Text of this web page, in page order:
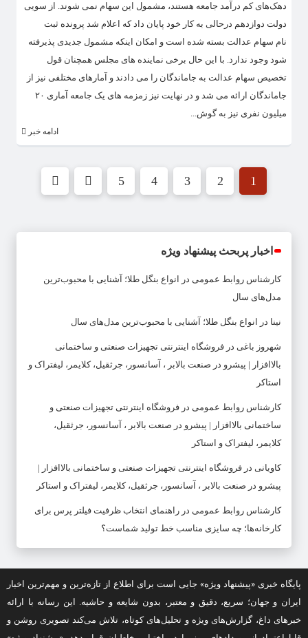
دهک‌های کم درآمد جامعه هستند، مشمول این سهام نمی شوند. از سویی
دولت دوازدهم درحالی به کار خود پایان داد که اعلام شد پرونده ثبت
نام سهام عدالت بسته شده است و امکان اینکه مشمول جدیدی پذیرفته
شود وجود ندارد. با این حال برخی نماینده های مجلس همچنان قول
تخصیص سهام عدالت به جاماندگان را می دادند و آمارهای مختلفی نیز از
جاماندگان ارائه می شد و در نهایت نیز زمزمه های یک جامعه آماری ۲۰
میلیون نفری نیز به گوش...
ادامه خبر
1
2
3
4
5
اخبار پربحث پیشنهاد ویژه
کارشناس روابط عمومی در
انواع بنگل طلا؛ آشنایی با محبوب‌ترین
مدل‌های سال
نینا در انواع بنگل طلا؛ آشنایی با محبوب‌ترین مدل‌های سال
شهروز باغی در فروشگاه اینترنتی تجهیزات صنعتی و ساختمانی
بالاافزار | پیشرو در صنعت بالابر ، آسانسور، جرثقیل، کلایمر، لیفتراک و
استاکر
کارشناس روابط عمومی در فروشگاه اینترنتی تجهیزات صنعتی و
ساختمانی بالاافزار | پیشرو در صنعت بالابر ، آسانسور، جرثقیل،
کلایمر، لیفتراک و استاکر
کاویانی در فروشگاه اینترنتی تجهیزات صنعتی و ساختمانی بالاافزار |
پیشرو در صنعت بالابر ، آسانسور، جرثقیل، کلایمر، لیفتراک و استاکر
کارشناس روابط عمومی در راهنمای انتخاب ظرفیت فیلتر پرس برای
کارخانه‌ها؛ چه سایزی مناسب خط تولید شماست؟
پایگاه خبری «پیشنهاد ویژه» جایی است برای اطلاع از تازه‌ترین و مهم‌ترین اخبار
ایران و جهان؛ سریع، دقیق و معتبر، بدون شایعه و حاشیه. این رسانه با ارائه
خبرهای داغ، گزارش‌های ویژه و تحلیل‌های کوتاه، تلاش می‌کند تصویری روشن و